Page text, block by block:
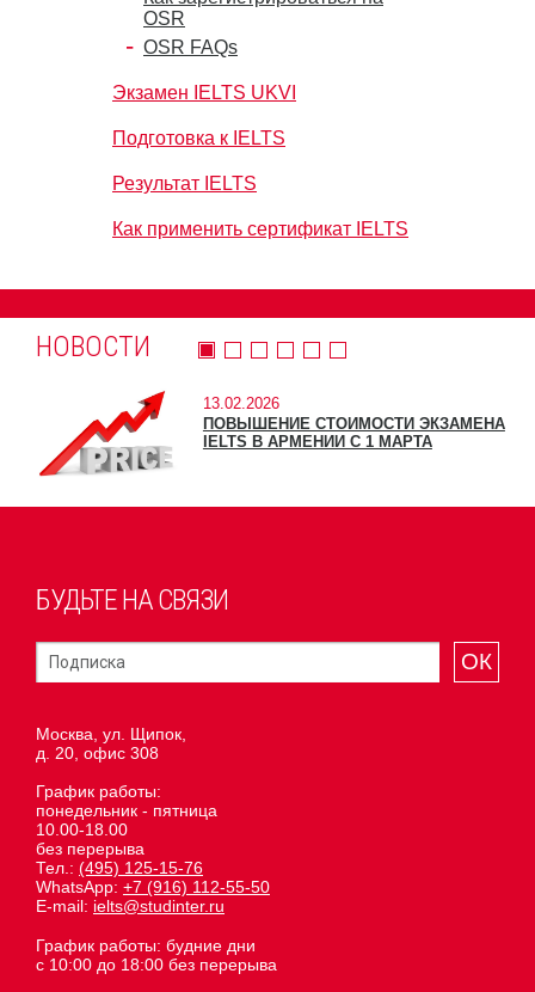
OSR
OSR FAQs
Экзамен IELTS UKVI
Подготовка к IELTS
Результат IELTS
Как применить сертификат IELTS
НОВОСТИ
13.02.2026
ПОВЫШЕНИЕ СТОИМОСТИ ЭКЗАМЕНА
IELTS В АРМЕНИИ С 1 МАРТА
БУДЬТЕ НА СВЯЗИ
ОК
Москва, ул. Щипок,
д. 20, офис 308
График работы:
понедельник - пятница
10.00-18.00
без перерыва
Тел.: (495) 125-15-76
WhatsApp: +7 (916) 112-55-50
E-mail: ielts@studinter.ru
График работы: будние дни
с 10:00 до 18:00 без перерыва